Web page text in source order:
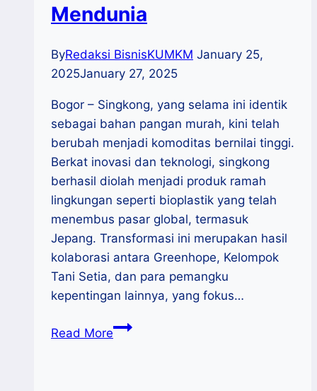
Mendunia
ByRedaksi BisnisKUMKM January 25,
2025January 27, 2025
Bogor – Singkong, yang selama ini identik
sebagai bahan pangan murah, kini telah
berubah menjadi komoditas bernilai tinggi.
Berkat inovasi dan teknologi, singkong
berhasil diolah menjadi produk ramah
lingkungan seperti bioplastik yang telah
menembus pasar global, termasuk
Jepang. Transformasi ini merupakan hasil
kolaborasi antara Greenhope, Kelompok
Tani Setia, dan para pemangku
kepentingan lainnya, yang fokus…
Read MoreSingkong